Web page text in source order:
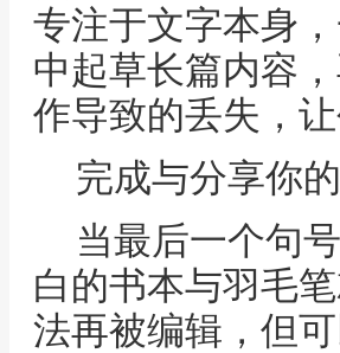
专注于文字本身
中起草长篇内容
作导致的丢失，
完成与分享你
当最后一个句
白的书本与羽毛
法再被编辑，但